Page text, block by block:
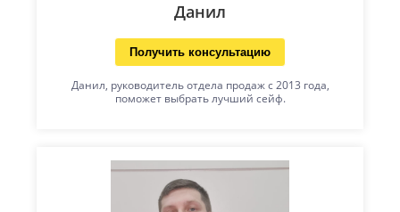
Данил
Получить консультацию
Данил, руководитель отдела продаж с 2013 года,
поможет выбрать лучший сейф.